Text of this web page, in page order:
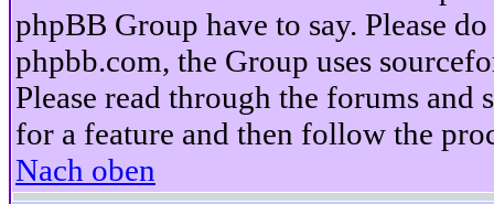
phpBB Group have to say. Please
phpbb.com, the Group uses
Please read through the forums
for a feature and then follow the
Nach oben